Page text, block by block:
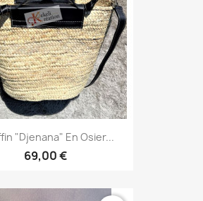
"Djenana" En Osier...
69,00 €